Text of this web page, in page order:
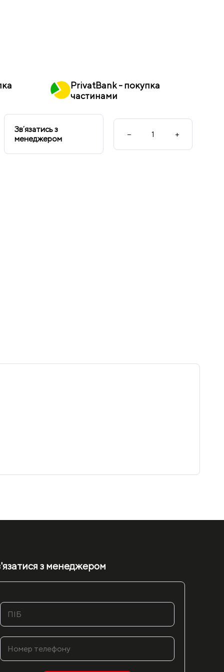
PrivatBank - покупка
частинами
Звʼязатись з
менеджером
− +
з менеджером